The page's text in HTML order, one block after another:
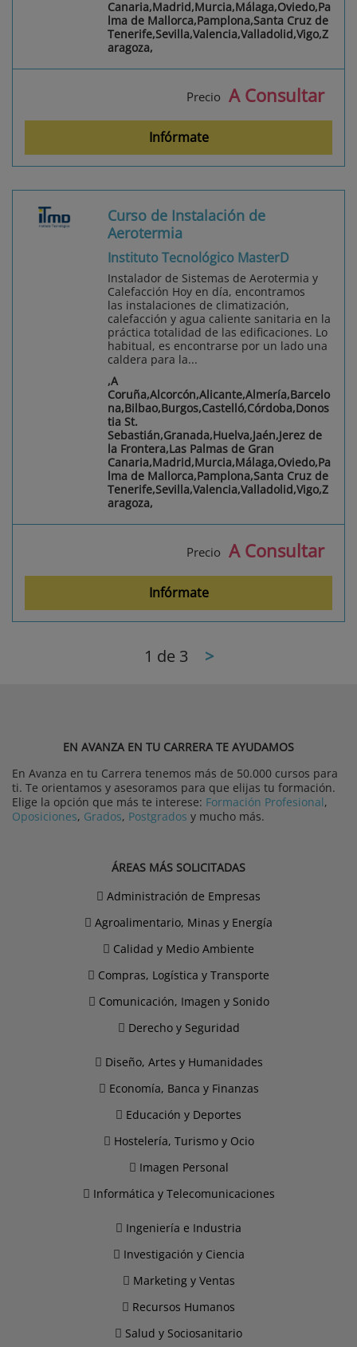
Canaria,Madrid,Murcia,Málaga,Oviedo,Pa
lma de Mallorca,Pamplona,Santa Cruz de
Tenerife,Sevilla,Valencia,Valladolid,Vigo,Z
aragoza,
Precio A Consultar
Infórmate
Curso de Instalación de
Aerotermia
Instituto Tecnológico MasterD
Instalador de Sistemas de Aerotermia y
Calefacción Hoy en día, encontramos
las instalaciones de climatización,
calefacción y agua caliente sanitaria en la
práctica totalidad de las edificaciones. Lo
habitual, es encontrarse por un lado una
caldera para la...
,A
Coruña,Alcorcón,Alicante,Almería,Barcelo
na,Bilbao,Burgos,Castelló,Córdoba,Donos
tia St.
Sebastián,Granada,Huelva,Jaén,Jerez de
la Frontera,Las Palmas de Gran
Canaria,Madrid,Murcia,Málaga,Oviedo,Pa
lma de Mallorca,Pamplona,Santa Cruz de
Tenerife,Sevilla,Valencia,Valladolid,Vigo,Z
aragoza,
Precio A Consultar
Infórmate
1 de 3 >
EN AVANZA EN TU CARRERA TE AYUDAMOS
En Avanza en tu Carrera tenemos más de 50.000 cursos para
ti. Te orientamos y asesoramos para que elijas tu formación.
Elige la opción que más te interese: Formación Profesional,
Oposiciones, Grados, Postgrados y mucho más.
ÁREAS MÁS SOLICITADAS
Administración de Empresas
Agroalimentario, Minas y Energía
Calidad y Medio Ambiente
Compras, Logística y Transporte
Comunicación, Imagen y Sonido
Derecho y Seguridad
Diseño, Artes y Humanidades
Economía, Banca y Finanzas
Educación y Deportes
Hostelería, Turismo y Ocio
Imagen Personal
Informática y Telecomunicaciones
Ingeniería e Industria
Investigación y Ciencia
Marketing y Ventas
Recursos Humanos
Salud y Sociosanitario